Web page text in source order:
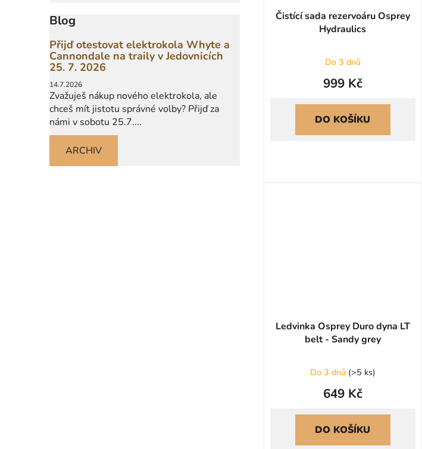
Blog
Přijď otestovat elektrokola Whyte a
Cannondale na traily v Jedovnicích
25. 7. 2026
14.7.2026
Zvažuješ nákup nového elektrokola, ale
chceš mít jistotu správné volby? Přijď za
námi v sobotu 25.7....
ARCHIV
Čistící sada rezervoáru Osprey
Hydraulics
Do 3 dnů
999 Kč
DO KOŠÍKU
Ledvinka Osprey Duro dyna LT
belt - Sandy grey
Do 3 dnů (>5 ks)
649 Kč
DO KOŠÍKU